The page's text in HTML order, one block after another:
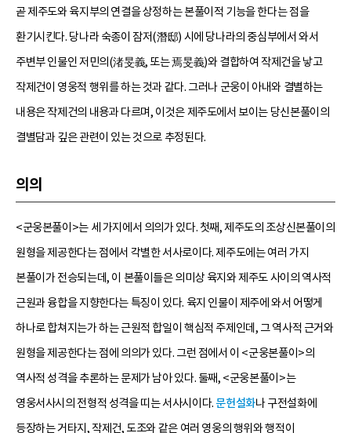
곧 제주도와 육지부의 연결을 상정하는 본풀이적 기능을 한다는 점을
환기시킨다. 당나라 숙종이 잠저(潛邸) 시에 당나라의 중심부에서 와서
주변부 인물인 저민의(渚旻義, 또는 焉旻義)와 결합하여 작제건을 낳고
작제건이 영웅적 행위를 하는 것과 같다. 그러나 군웅이 아내와 결별하는
내용은 작제건의 내용과 다르며, 이것은 제주도에서 보이는 당신본풀이의
결별담과 깊은 관련이 있는 것으로 추정된다.
의의
<군웅본풀이>는 세 가지에서 의의가 있다. 첫째, 제주도의 조상신본풀이의
원형을 제공한다는 점에서 각별한 서사로이다. 제주도에는 여러 가지
본풀이가 전승되는데, 이 본풀이들은 의미상 육지와 제주도 사이의 역사적
근원과 융합을 지향한다는 특징이 있다. 육지 인물이 제주에 와서 어떻게
하나로 합쳐지는가 하는 근원적 합일이 핵심적 주제인데, 그 역사적 근거와
원형을 제공한다는 점에 의의가 있다. 그런 점에서 이 <군웅본풀이>의
역사적 성격을 추론하는 문제가 남아 있다. 둘째, <군웅본풀이>는
영웅서사시의 전형적 성격을 띠는 서사시이다. 문헌설화나 구전설화에
등장하는 거타지, 작제건, 도조와 같은 여러 영웅의 행위와 행적이